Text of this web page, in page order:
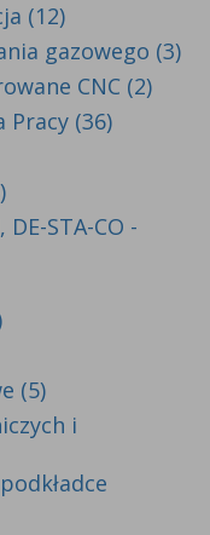
(12)
gazowego (3)
CNC (2)
Pracy (36)
DE-STA-CO -
(5)
i